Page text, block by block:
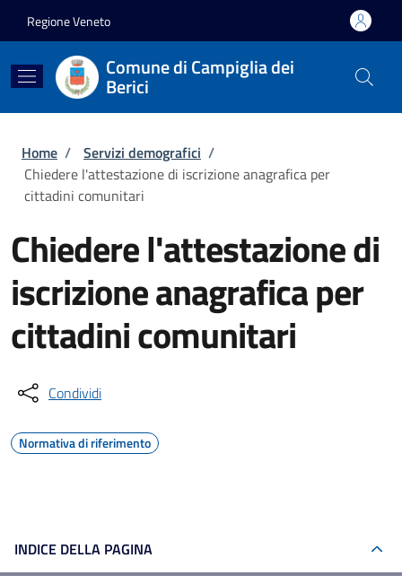
Regione Veneto
Comune di Campiglia dei
Berici
Briciole di pane
Home / Servizi demografici /
Chiedere l'attestazione di iscrizione anagrafica per
cittadini comunitari
Chiedere l'attestazione di
iscrizione anagrafica per
cittadini comunitari
Condividi
Normativa di riferimento
INDICE DELLA PAGINA